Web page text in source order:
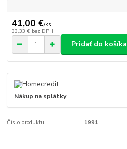
41,00 €/ks
33,33 € bez DPH
Pridať do košíka
Nákup na splátky
Číslo produktu: 1991